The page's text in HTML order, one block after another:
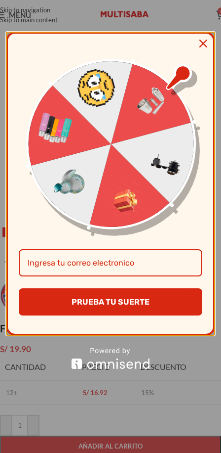
Skip to navigation
Skip to main content
MENÚ
Florero Recto 8 X 30 Cm
S/19.90
CANTIDAD PRECIO DESCUENTO
12+ S/ 16.92 15%
AÑADIR AL CARRITO
PRUEBA TU SUERTE